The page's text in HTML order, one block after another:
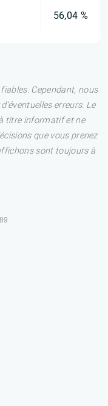
56,04 %
Cependant, nous
erreurs. Le
titre informatif et ne
que vous prenez
sont toujours à